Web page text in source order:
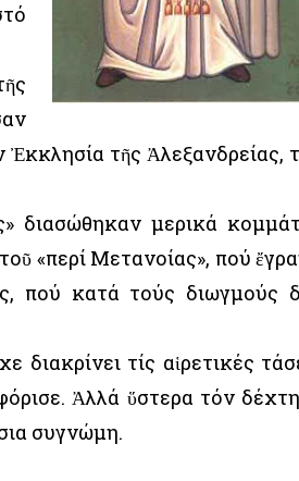
τῆς Ἀλεξανδρείας,
διασώθηκαν μερικά
«περί Μετανοίας», πού
πού κατά τούς διωγμούς
διακρίνει τίς αἱρετικές
Ἀλλά ὕστερα τόν
συγνώμη.